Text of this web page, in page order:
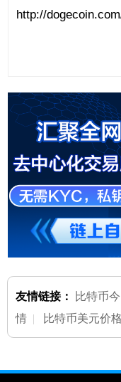
http://
友情链接： 比特币
情 | 比特币美元价